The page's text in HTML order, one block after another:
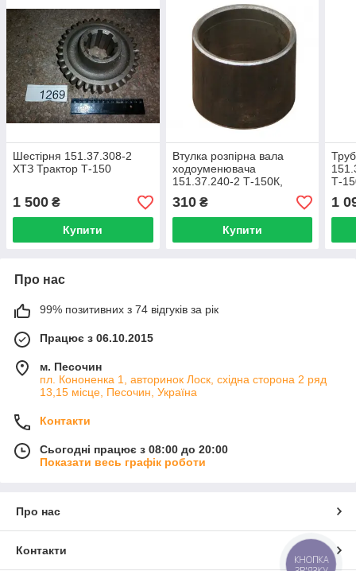
Шестірня 151.37.308-2
ХТЗ Трактор Т-150
1 500 ₴
Купити
Втулка розпірна вала
ходоуменювача
151.37.240-2 Т-150К,
ХТЗ-17221, 16131 (ХТЗ)
Трактора Т-150
310₴
Купити
Т-
1
Про нас
99% позитивних з 74 відгуків за рік
Працює з 06.10.2015
м. Песочин
пл. Кононенка 1, авторинок Лоск, східна сторона 2 ряд
13,15 місце, Песочин, Україна
Контакти
Сьогодні працює з 08:00 до 20:00
Показати весь графік роботи
Про нас
Контакти
КНОПКА